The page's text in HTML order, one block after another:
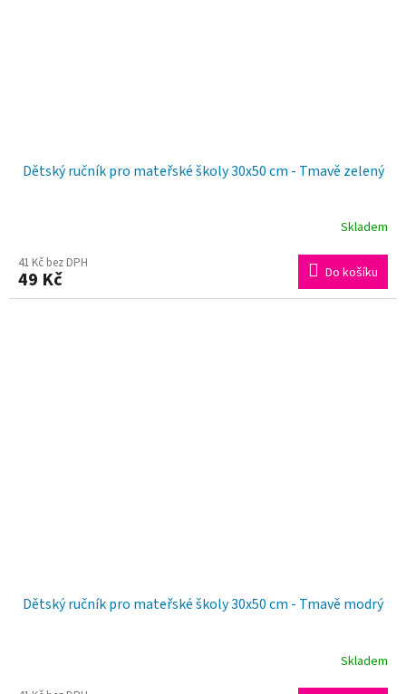
Dětský ručník pro mateřské školy 30x50 cm - Tmavě zelený
Skladem
41 Kč bez DPH
49 Kč Do košíku
Dětský ručník pro mateřské školy 30x50 cm - Tmavě modrý
Skladem